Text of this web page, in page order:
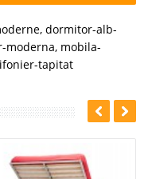
, dormitor-alb-
moderna, mobila-
tapitat